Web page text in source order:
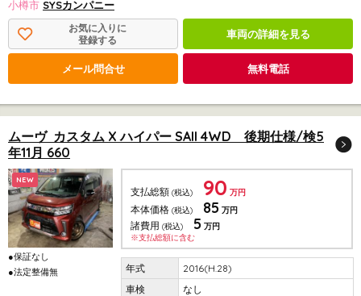
小樽市 SYSカンパニー
お気に入りに
登録する
車両の詳細を見る
メール問合せ 無料電話
ムーヴ カスタム X ハイパー SAII 4WD 後期仕様/検5
年11月 660
NEW
●保証なし
●法定整備無
支払総額 (税込) 90 万円
本体価格 (税込) 85 万円
諸費用 (税込) 5 万円
※支払総額に含む
2016(H.28)
なし